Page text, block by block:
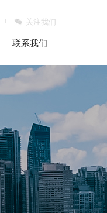
关注我们
联系我们